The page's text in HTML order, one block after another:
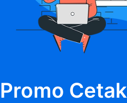
Promo Cetak